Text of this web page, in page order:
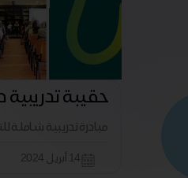
حقيبة تدريبية
مبادرة تدريبية شاملة
14 أبريل 2024